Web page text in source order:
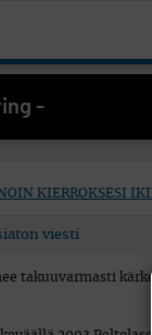
-
KIERROKSESI
viesti
takuuvarmasti